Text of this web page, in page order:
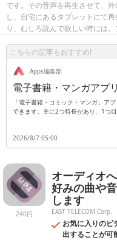
です。その音声を再生させて、
し、自宅にあるタブレットにて
り、むしろ読んで欲しい時には、
こちらの記事もおすすめ!
.Apps編集部
電子書籍・マンガアプ
「電子書籍・コミック・マンガ」ア
できます。主に2つ特長があり、1つ
っては、指定価格での購入が必要にな
えで、非常に多彩なジャンルの書籍
ても、直ちに検索できる機能も完備さ
所を、自動表示させる機能も備わっ
たい時は、アプリはダウンロードし
は一部無料・有料版を含みます。
2026/8/7 05:00
240円
オーディオ
好みの曲や
します
EAST TELECOM Corp.
お気に入りのビ
出することが可